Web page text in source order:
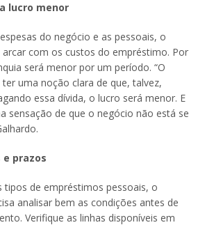
lucro menor
do negócio e as pessoais, o
com os custos do empréstimo. Por
será menor por um período. “O
uma noção clara de que, talvez,
essa dívida, o lucro será menor. E
sensação de que o negócio não está se
e prazos
de empréstimos pessoais, o
analisar bem as condições antes de
Verifique as linhas disponíveis em